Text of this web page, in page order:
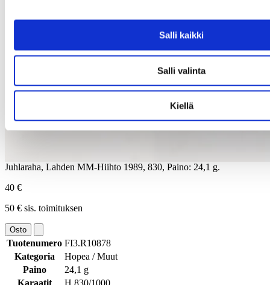
Salli kaikki
Salli valinta
Kiellä
Juhlaraha, Lahden MM-Hiihto 1989, 830, Paino: 24,1 g.
40 €
50 € sis. toimituksen
Osto
Tuotenumero FI3.R10878
Kategoria
Hopea / Muut
Paino
24,1 g
Karaatit
H 830/1000